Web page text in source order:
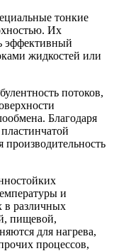
тонкие
Их
эффективный
жидкостей или
потоков,
Благодаря
производительность
и
в различных
пищевой,
для нагрева,
процессов,